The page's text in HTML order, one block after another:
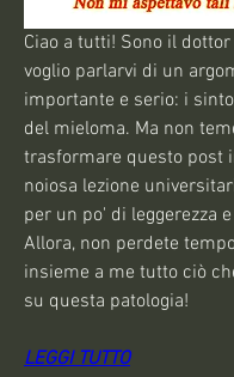
Ciao a tutti! Sono il dottor
voglio parlarvi di un
importante e serio: i
del mieloma. Ma non
trasformare questo post
noiosa lezione
per un po' di leggerezza
Allora, non perdete
insieme a me tutto ciò
su questa patologia!
LEGGI TUTTO